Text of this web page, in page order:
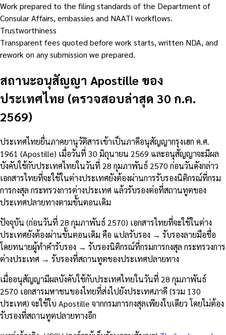
Work prepared to the filing standards of the Department of
Consular Affairs, embassies and NAATI workflows.
Trustworthiness
Transparent fees quoted before work starts, written NDA, and
rework on any submission we prepared.
สถานะอนุสัญญา Apostille ของ
ประเทศไทย (ตรวจสอบล่าสุด 30 ก.ค.
2569)
ประเทศไทยยื่นภาคยานุวัติสารเข้าเป็นภาคีอนุสัญญากรุงเฮก ค.ศ.
1961 (Apostille) เมื่อวันที่ 30 มิถุนายน 2569 และอนุสัญญาจะมีผล
บังคับใช้กับประเทศไทยในวันที่ 28 กุมภาพันธ์ 2570 ก่อนวันดังกล่าว
เอกสารไทยที่จะใช้ในต่างประเทศยังต้องผ่านการรับรองนิติกรณ์ที่กรม
การกงสุล กระทรวงการต่างประเทศ แล้วรับรองต่อที่สถานทูตของ
ประเทศปลายทางตามขั้นตอนเดิม
ปัจจุบัน (ก่อนวันที่ 28 กุมภาพันธ์ 2570) เอกสารไทยที่จะใช้ในต่าง
ประเทศยังต้องผ่านขั้นตอนเดิม คือ แปลรับรอง → รับรองลายมือชื่อ
โดยทนายผู้ทำคำรับรอง → รับรองนิติกรณ์ที่กรมการกงสุล กระทรวงการ
ต่างประเทศ → รับรองที่สถานทูตของประเทศปลายทาง
เมื่ออนุสัญญามีผลบังคับใช้กับประเทศไทยในวันที่ 28 กุมภาพันธ์
2570 เอกสารมหาชนของไทยที่ส่งไปยังประเทศภาคี (รวม 130
ประเทศ) จะใช้ใบ Apostille จากกรมการกงสุลเพียงใบเดียว โดยไม่ต้อง
รับรองที่สถานทูตปลายทางอีก